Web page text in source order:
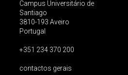
Campus Universitário de
Santiago
3810-193 Aveiro
Portugal
+351 234 370 200
contactos gerais